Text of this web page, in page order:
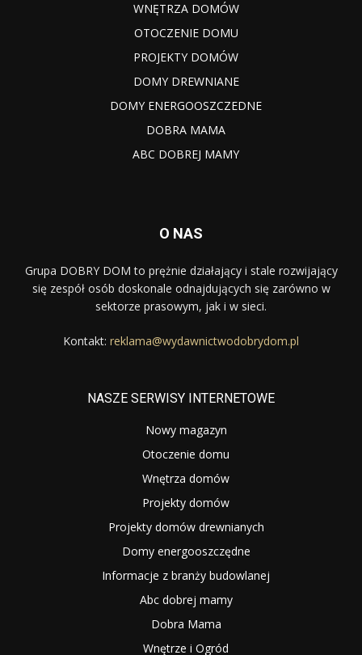
WNĘTRZA DOMÓW
OTOCZENIE DOMU
PROJEKTY DOMÓW
DOMY DREWNIANE
DOMY ENERGOOSZCZEDNE
DOBRA MAMA
ABC DOBREJ MAMY
O NAS
Grupa DOBRY DOM to prężnie działający i stale rozwijający
się zespół osób doskonale odnajdujących się zarówno w
sektorze prasowym, jak i w sieci.
Kontakt: reklama@wydawnictwodobrydom.pl
NASZE SERWISY INTERNETOWE
Nowy magazyn
Otoczenie domu
Wnętrza domów
Projekty domów
Projekty domów drewnianych
Domy energooszczędne
Informacje z branży budowlanej
Abc dobrej mamy
Dobra Mama
Wnętrze i Ogród